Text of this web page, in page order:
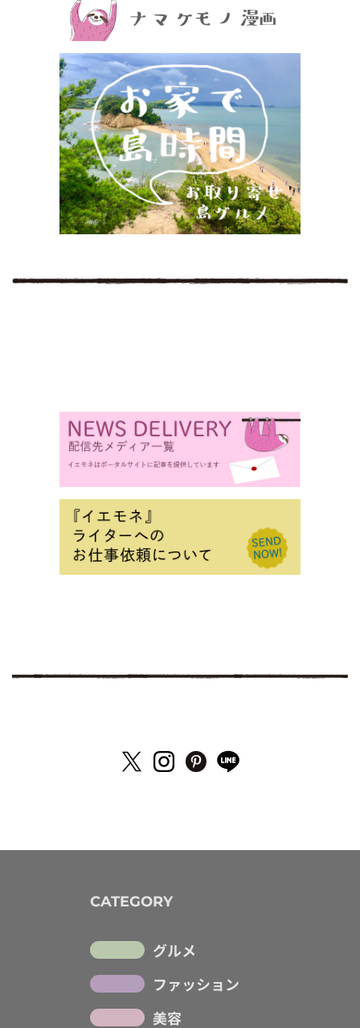
CATEGORY
グルメ
ファッション
美容